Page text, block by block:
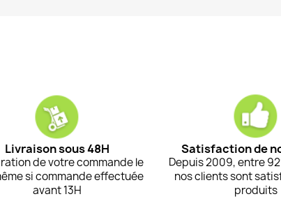
Livraison sous 48H
de votre commande le
si commande effectuée
avant 13H
Satisfaction de
Depuis 2009, entre
nos clients sont
produits